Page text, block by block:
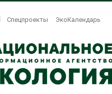
Спецпроекты ЭкоКалендарь